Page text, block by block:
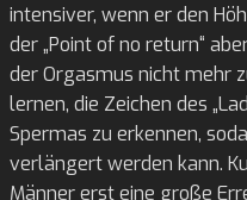
intensiver, wenn er den
der „Point of no return“
der Orgasmus nicht mehr
lernen, die Zeichen des
Spermas zu erkennen,
verlängert werden kann.
Männer erst eine große